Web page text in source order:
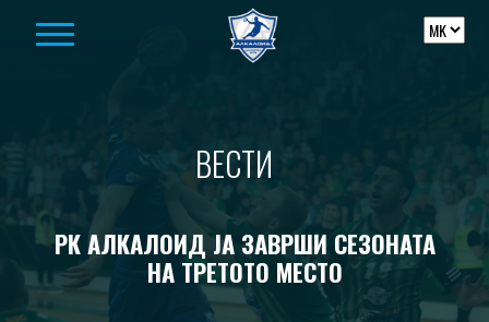
ВЕСТИ
РК АЛКАЛОИД ЈА ЗАВРШИ СЕЗОНАТА
НА ТРЕТОТО МЕСТО